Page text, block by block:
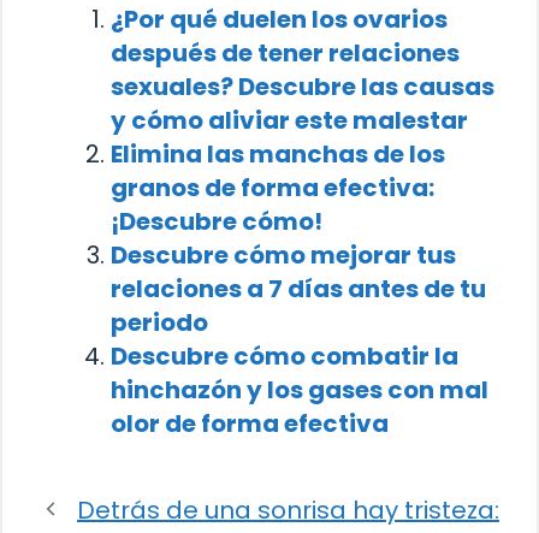
¿Por qué duelen los ovarios
después de tener relaciones
sexuales? Descubre las causas
y cómo aliviar este malestar
Elimina las manchas de los
granos de forma efectiva:
¡Descubre cómo!
Descubre cómo mejorar tus
relaciones a 7 días antes de tu
periodo
Descubre cómo combatir la
hinchazón y los gases con mal
olor de forma efectiva
Detrás de una sonrisa hay tristeza: